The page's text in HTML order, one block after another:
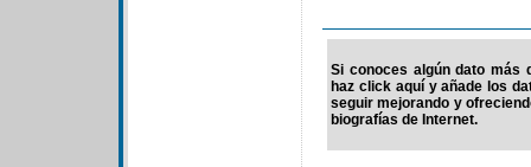
Si conoces algún dato más
haz click aquí y añade los
seguir mejorando y
biografías de Internet.